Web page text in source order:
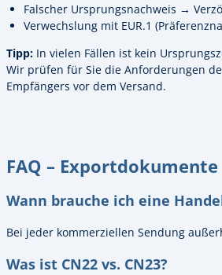
Falscher Ursprungsnachweis →
Verwechslung mit EUR.1
Tipp: In vielen Fällen ist kein
Wir prüfen für Sie die Anforderungen
Empfängers vor dem Versand.
FAQ – Exportdokumente
Wann brauche ich eine
Bei jeder kommerziellen Sendung
Was ist CN22 vs. CN23?